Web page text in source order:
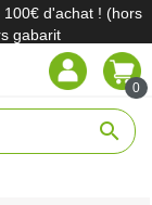
100€ d'achat ! (hors
gabarit
0
search